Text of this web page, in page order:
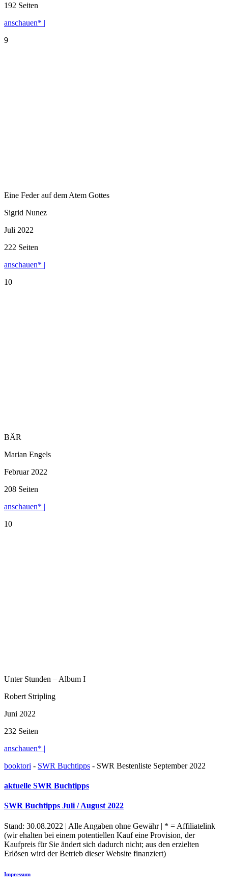
192 Seiten
anschauen* |
9
Eine Feder auf dem Atem Gottes
Sigrid Nunez
Juli 2022
222 Seiten
anschauen* |
10
BÄR
Marian Engels
Februar 2022
208 Seiten
anschauen* |
10
Unter Stunden – Album I
Robert Stripling
Juni 2022
232 Seiten
anschauen* |
booktori - SWR Buchtipps - SWR Bestenliste September 2022
aktuelle SWR Buchtipps
SWR Buchtipps Juli / August 2022
Stand: 30.08.2022 | Alle Angaben ohne Gewähr | * = Affiliatelink
(wir ehalten bei einem potentiellen Kauf eine Provision, der
Kaufpreis für Sie ändert sich dadurch nicht; aus den erzielten
Erlösen wird der Betrieb dieser Website finanziert)
Impressum